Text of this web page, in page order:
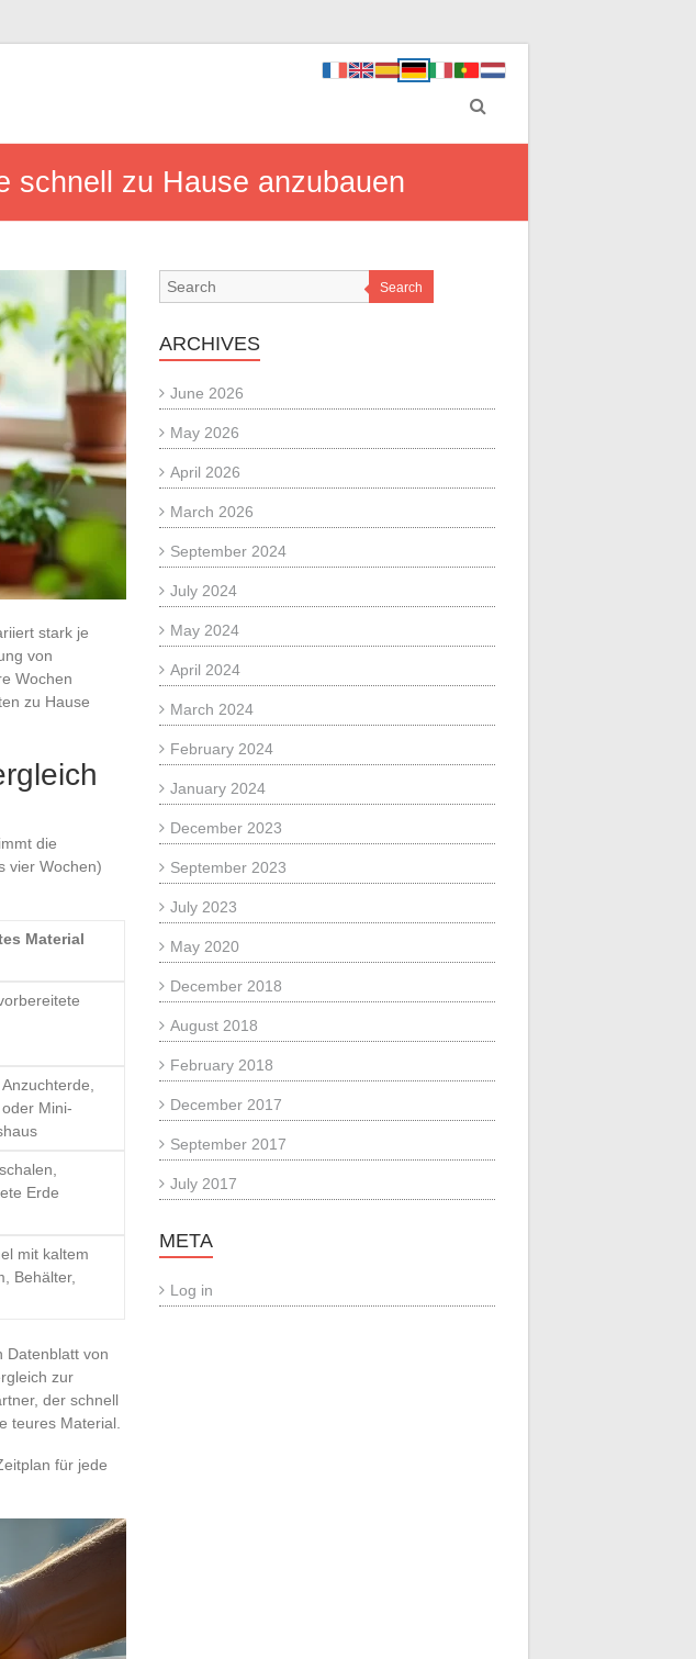
schnell zu Hause anzubauen
stark je
von
Wochen
zu Hause
die
vier Wochen)
Material
Mini-
Erde
mit kaltem
Behälter,
Datenblatt von
zur
der schnell
teures Material.
für jede
Search
ARCHIVES
June 2026
May 2026
April 2026
March 2026
September 2024
July 2024
May 2024
April 2024
March 2024
February 2024
January 2024
December 2023
September 2023
July 2023
May 2020
December 2018
August 2018
February 2018
December 2017
September 2017
July 2017
META
Log in